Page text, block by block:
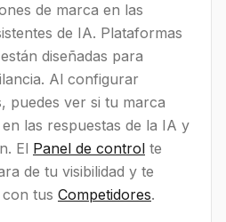
de marca en las
de IA. Plataformas
diseñadas para
Al configurar
puedes ver si tu marca
las respuestas de la IA y
El Panel de control te
de tu visibilidad y te
tus Competidores.